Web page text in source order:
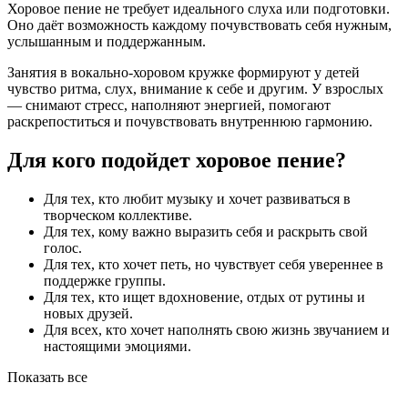
Хоровое пение не требует идеального слуха или подготовки.
Оно даёт возможность каждому почувствовать себя нужным,
услышанным и поддержанным.
Занятия в вокально-хоровом кружке формируют у детей
чувство ритма, слух, внимание к себе и другим. У взрослых
— снимают стресс, наполняют энергией, помогают
раскрепоститься и почувствовать внутреннюю гармонию.
Для кого подойдет хоровое пение?
Для тех, кто любит музыку и хочет развиваться в
творческом коллективе.
Для тех, кому важно выразить себя и раскрыть свой
голос.
Для тех, кто хочет петь, но чувствует себя увереннее в
поддержке группы.
Для тех, кто ищет вдохновение, отдых от рутины и
новых друзей.
Для всех, кто хочет наполнять свою жизнь звучанием и
настоящими эмоциями.
Показать все